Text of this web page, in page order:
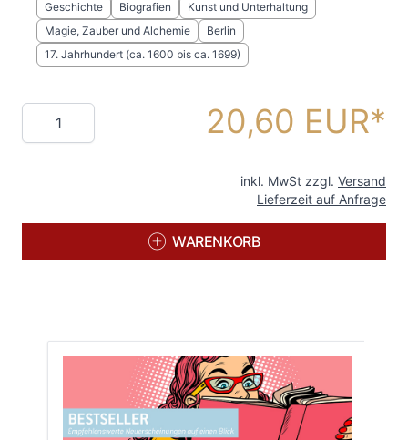
Geschichte Biografien
Kunst und Unterhaltung
Magie, Zauber und Alchemie
Berlin
17. Jahrhundert (ca. 1600 bis ca. 1699)
Menge 20,60 EUR
inkl. MwSt zzgl. Versand
Lieferzeit auf Anfrage
WARENKORB